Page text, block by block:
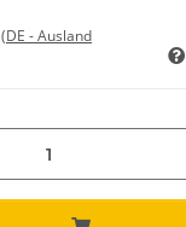
(DE - Ausland